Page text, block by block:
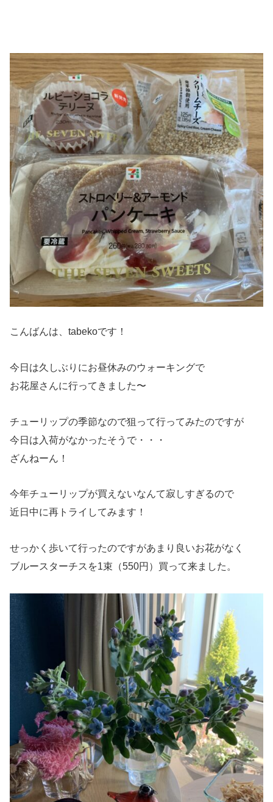
こんばんは、tabekoです！
今日は久しぶりにお昼休みのウォーキングで
お花屋さんに行ってきました〜
チューリップの季節なので狙って行ってみたのですが
今日は入荷がなかったそうで・・・
ざんねーん！
今年チューリップが買えないなんて寂しすぎるので
近日中に再トライしてみます！
せっかく歩いて行ったのですがあまり良いお花がなく
ブルースターチスを1束（550円）買って来ました。